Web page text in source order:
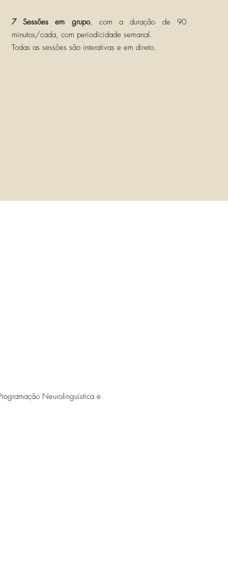
7 Sessões em grupo, com a duração de 90
minutos/cada, com periodicidade semanal.
Todas as sessões são interativas e em direto.
Neurolinguística e